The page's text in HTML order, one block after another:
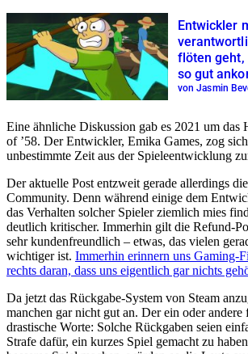
Entwickler
flöten geht,
so gut
von Jasmin
Eine ähnliche Diskussion gab es 2021 um das
of ’58. Der Entwickler, Emika Games, zog
unbestimmte Zeit aus der Spieleentwicklung
Der aktuelle Post entzweit gerade allerdings
Community. Denn während einige dem
das Verhalten solcher Spieler ziemlich mies
deutlich kritischer. Immerhin gilt die Refund-
sehr kundenfreundlich – etwas, das vielen
wichtiger ist. Immerhin erinnern uns Gaming-
rechts daran, dass uns eigentlich gar nichts
Da jetzt das Rückgabe-System von Steam
manchen gar nicht gut an. Der ein oder andere
drastische Worte: Solche Rückgaben seien
Strafe dafür, ein kurzes Spiel gemacht zu